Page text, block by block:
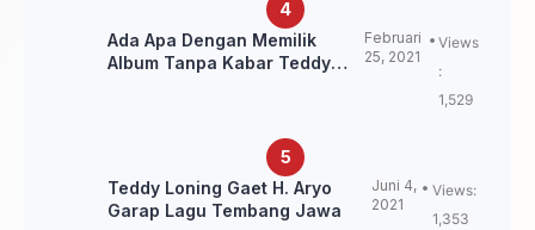
Ada Apa Dengan Memilik
Album Tanpa Kabar Teddy
Februari
25, 2021
Views
:
1,529
Teddy Loning Gaet H. Aryo
Garap Lagu Tembang Jawa
Juni 4,
2021
Views:
1,353